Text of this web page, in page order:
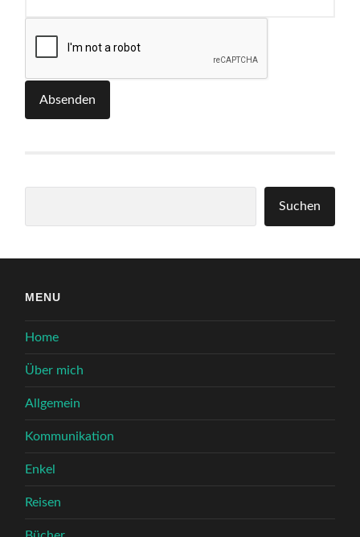
Absenden
Suchen
MENU
Home
Über mich
Allgemein
Kommunikation
Enkel
Reisen